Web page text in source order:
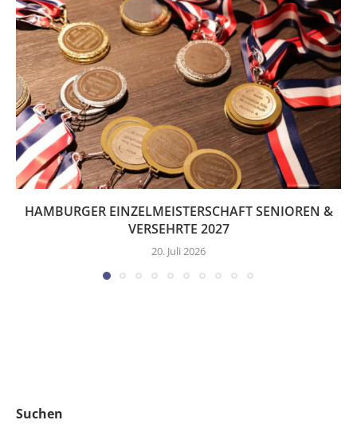
HAMBURGER EINZELMEISTERSCHAFT SENIOREN &
VERSEHRTE 2027
20. Juli 2026
Suchen